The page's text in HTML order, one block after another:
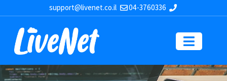
04-3760336
support@livenet.co.il